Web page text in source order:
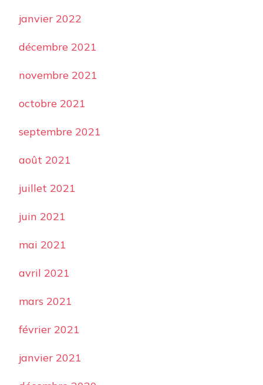
janvier 2022
décembre 2021
novembre 2021
octobre 2021
septembre 2021
août 2021
juillet 2021
juin 2021
mai 2021
avril 2021
mars 2021
février 2021
janvier 2021